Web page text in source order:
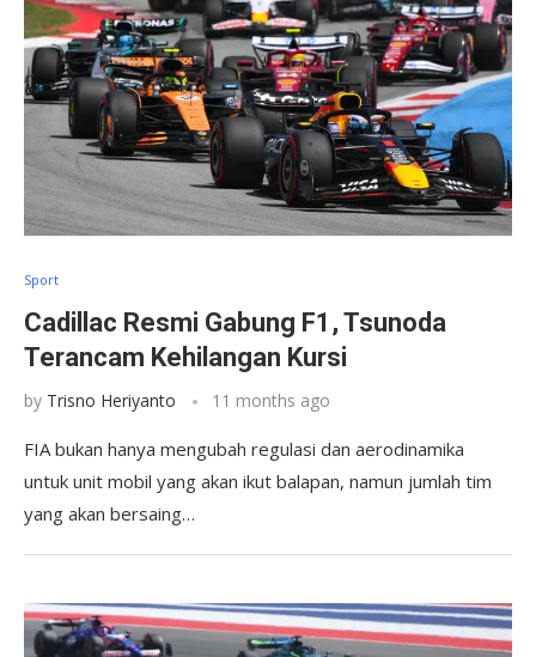
Sport
Cadillac Resmi Gabung F1, Tsunoda
Terancam Kehilangan Kursi
by Trisno Heriyanto 11 months ago
FIA bukan hanya mengubah regulasi dan aerodinamika
untuk unit mobil yang akan ikut balapan, namun jumlah tim
yang akan bersaing…